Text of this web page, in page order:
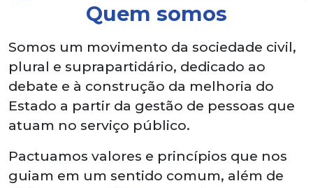
Quem somos
Somos um movimento da sociedade civil,
plural e suprapartidário, dedicado ao
debate e à construção da melhoria do
Estado a partir da gestão de pessoas que
atuam no serviço público.
Pactuamos valores e princípios que nos
guiam em um sentido comum, além de